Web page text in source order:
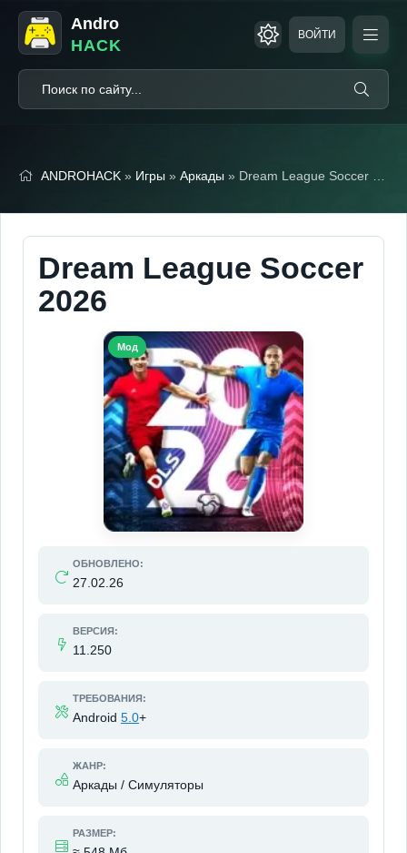
Andro
HACK
ВОЙТИ
ANDROHACK » Игры » Аркады » Dream League Soccer 2026 (Мод меню)
Dream League Soccer
2026
ОБНОВЛЕНО:
27.02.26
ВЕРСИЯ:
11.250
ТРЕБОВАНИЯ:
Android 5.0+
ЖАНР:
Аркады / Симуляторы
РАЗМЕР:
Мод